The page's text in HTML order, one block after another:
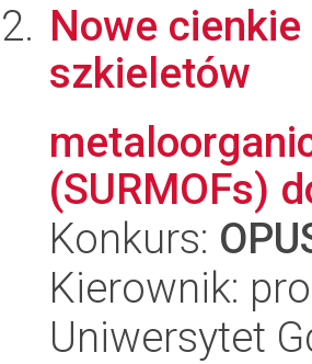
Nowe
szkieletów
(SURMOFs)
Konkurs:
Kierownik:
Uniwersytet